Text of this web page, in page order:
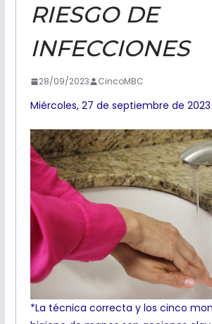
RIESGO DE
INFECCIONES
28/09/2023 CincoMBC
Miércoles, 27 de septiembre de 2023
*La técnica correcta y los cinco